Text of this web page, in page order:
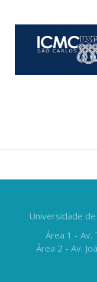
Universidade de
Área 1 - Av.
Área 2 - Av.